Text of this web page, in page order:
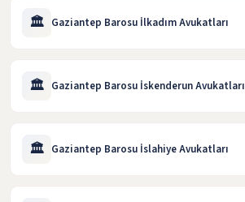
🏛️ Gaziantep Barosu İlkadım Avukatları
🏛️ Gaziantep Barosu İskenderun Avukatları
🏛️ Gaziantep Barosu İslahiye Avukatları